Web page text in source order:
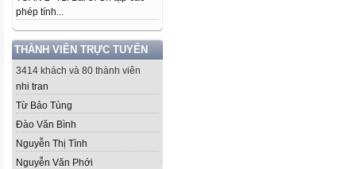
phép tính...
THÀNH VIÊN TRỰC TUYẾN
3414 khách và 80 thành viên
nhi tran
Từ Bảo Tùng
Đào Văn Bình
Nguyễn Thị Tình
Nguyễn Văn Phới